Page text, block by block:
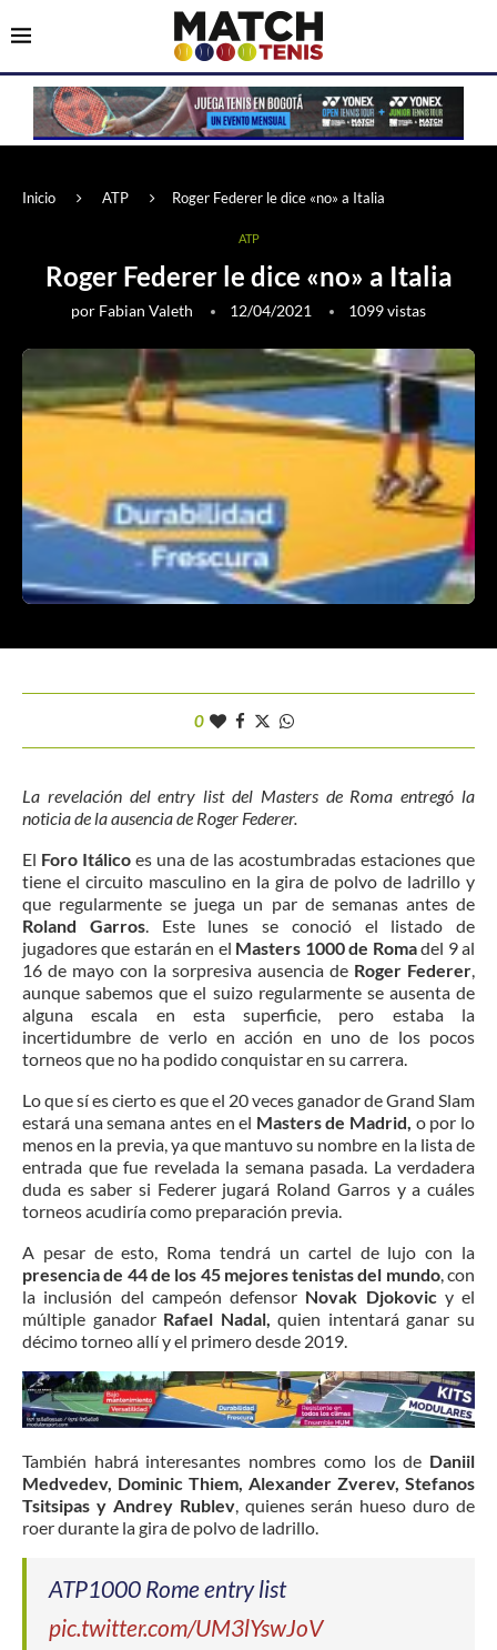
Inicio ATP Roger Federer le dice «no» a Italia
ATP
Roger Federer le dice «no» a Italia
por Fabian Valeth 12/04/2021 1099vistas
0
La revelación del entry list del Masters de Roma entregó la
noticia de la ausencia de Roger Federer.
El Foro Itálico es una de las acostumbradas estaciones que
tiene el circuito masculino en la gira de polvo de ladrillo y
que regularmente se juega un par de semanas antes de
Roland Garros. Este lunes se conoció el listado de
jugadores que estarán en el Masters 1000 de Romadel 9 al
16 de mayo con la sorpresiva ausencia de Roger Federer,
aunque sabemos que el suizo regularmente se ausenta de
alguna escala en esta superficie, pero estaba la
incertidumbre de verlo en acción en uno de los pocos
torneos que no ha podido conquistar en su carrera.
Lo que sí es cierto es que el 20 veces ganador de Grand Slam
estará una semana antes en el Masters de Madrid, o por lo
menos en la previa, ya que mantuvo su nombre en la lista de
entrada que fue revelada la semana pasada. La verdadera
duda es saber si Federer jugará Roland Garros y a cuáles
torneos acudiría como preparación previa.
A pesar de esto, Roma tendrá un cartel de lujo con la
presencia de 44 de los 45 mejores tenistas del mundo, con
la inclusión del campeón defensor Novak Djokovicy el
múltiple ganador Rafael Nadal, quien intentará ganar su
décimo torneo allí y el primero desde 2019.
También habrá interesantes nombres como los de Daniil
Medvedev, Dominic Thiem, Alexander Zverev, Stefanos
Tsitsipas y Andrey Rublev, quienes serán hueso duro de
roer durante la gira de polvo de ladrillo.
ATP1000 Rome entry list
pic.twitter.com/UM3lYswJoV